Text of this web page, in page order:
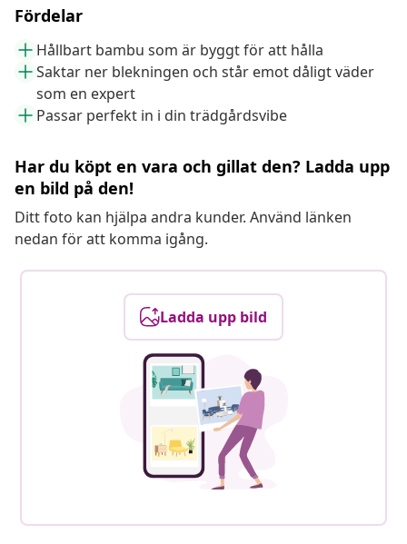
Fördelar
Hållbart bambu som är byggt för att hålla
Saktar ner blekningen och står emot dåligt väder
som en expert
Passar perfekt in i din trädgårdsvibe
Har du köpt en vara och gillat den? Ladda upp
en bild på den!
Ditt foto kan hjälpa andra kunder. Använd länken
nedan för att komma igång.
Ladda upp bild